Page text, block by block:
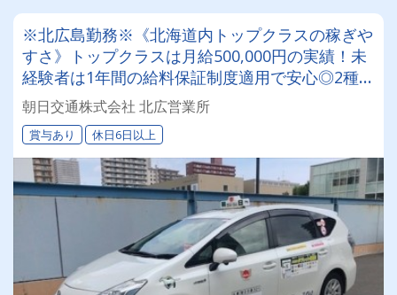
※北広島勤務※《北海道内トップクラスの稼ぎや
すさ》トップクラスは月給500,000円の実績！未
経験者は1年間の給料保証制度適用で安心◎2種免
許取得費用は会社負担！タクシードライバーにジ
ョブチェンジ☆
朝日交通株式会社 北広営業所
賞与あり 休日6日以上